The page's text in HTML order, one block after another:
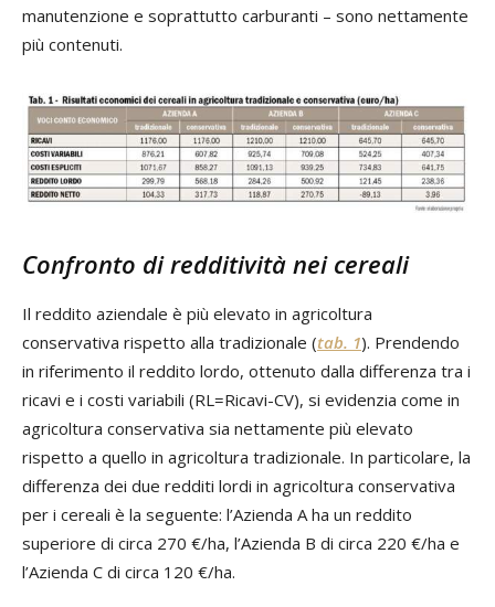
manutenzione e soprattutto carburanti – sono nettamente
più contenuti.
Confronto di redditività nei cereali
Il reddito aziendale è più elevato in agricoltura
conservativa rispetto alla tradizionale (tab. 1). Prendendo
in riferimento il reddito lordo, ottenuto dalla differenza tra i
ricavi e i costi variabili (RL=Ricavi-CV), si evidenzia come in
agricoltura conservativa sia nettamente più elevato
rispetto a quello in agricoltura tradizionale. In particolare, la
differenza dei due redditi lordi in agricoltura conservativa
per i cereali è la seguente: l’Azienda A ha un reddito
superiore di circa 270 €/ha, l’Azienda B di circa 220 €/ha e
l’Azienda C di circa 120 €/ha.